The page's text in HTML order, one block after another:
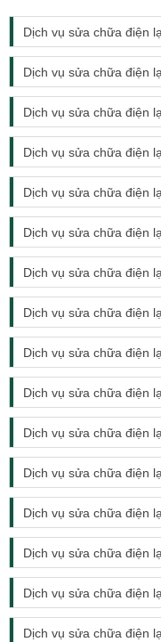
Dịch vụ sửa chữa điện
Dịch vụ sửa chữa điện
Dịch vụ sửa chữa điện
Dịch vụ sửa chữa điện
Dịch vụ sửa chữa điện
Dịch vụ sửa chữa điện
Dịch vụ sửa chữa điện
Dịch vụ sửa chữa điện
Dịch vụ sửa chữa điện
Dịch vụ sửa chữa điện
Dịch vụ sửa chữa điện
Dịch vụ sửa chữa điện
Dịch vụ sửa chữa điện
Dịch vụ sửa chữa điện
Dịch vụ sửa chữa điện
Dịch vụ sửa chữa điện